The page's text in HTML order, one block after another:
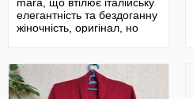
елегантність та бездоганну
жіночність, оригінал, но